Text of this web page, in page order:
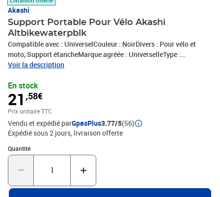
Akashi
Support Portable Pour Vélo Akashi
Altbikewaterpblk
Compatible avec : UniverselCouleur : NoirDivers : Pour vélo et
moto, Support étancheMarque agréée : UniverselleType :
Accessoires téléphone portable
Voir la description
En stock
21 ,58€
Prix unitaire TTC
Vendu et expédié parGpasPlus3.77/5(56)
Expédié sous 2 jours livraison offerte
Quantité
Quantité : 1